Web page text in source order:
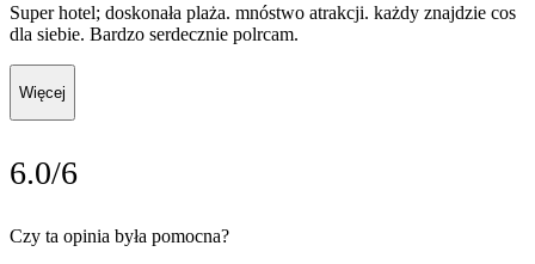
Super hotel; doskonała plaża. mnóstwo atrakcji. każdy znajdzie cos
dla siebie. Bardzo serdecznie polrcam.
Więcej
6.0/6
Czy ta opinia była pomocna?